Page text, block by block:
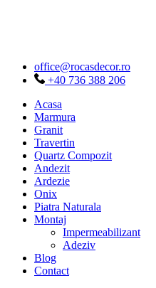
office@rocasdecor.ro
+40 736 388 206
Acasa
Marmura
Granit
Travertin
Quartz Compozit
Andezit
Ardezie
Onix
Piatra Naturala
Montaj
Impermeabilizant
Adeziv
Blog
Contact